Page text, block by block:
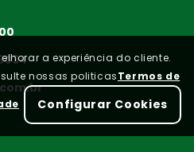
a experiência do cliente.
nossas politicasTermos de
Configurar Cookies